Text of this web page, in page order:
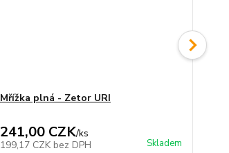
Mřížka plná - Zetor URI
241,00 CZK/ks
199,17 CZK bez DPH Skladem